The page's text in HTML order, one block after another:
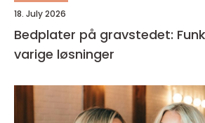
18. July 2026
Bedplater på gravstedet:
varige løsninger